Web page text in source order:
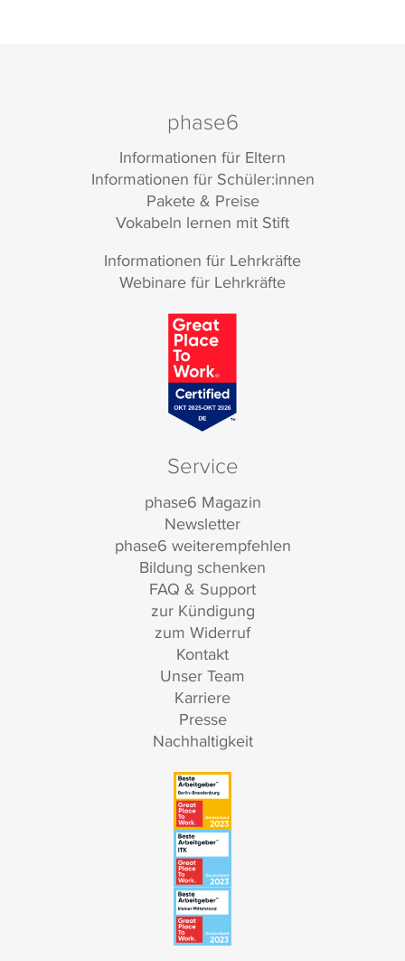
phase6
Informationen für Eltern
Informationen für Schüler:innen
Pakete & Preise
Vokabeln lernen mit Stift
Informationen für Lehrkräfte
Webinare für Lehrkräfte
Service
phase6 Magazin
Newsletter
phase6 weiterempfehlen
Bildung schenken
FAQ & Support
zur Kündigung
zum Widerruf
Kontakt
Unser Team
Karriere
Presse
Nachhaltigkeit